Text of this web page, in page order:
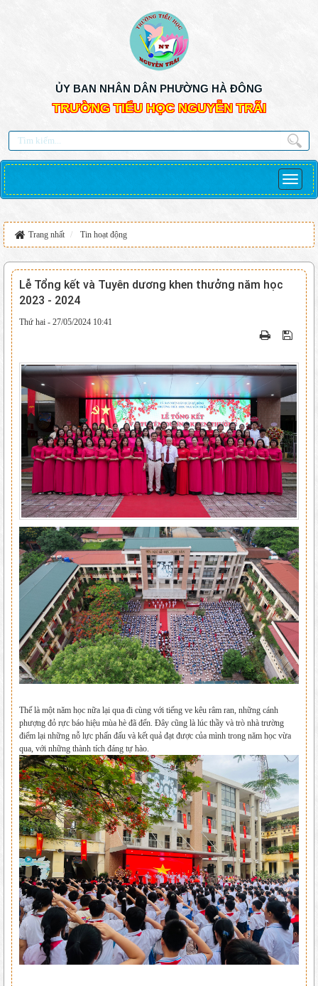
ỦY BAN NHÂN DÂN PHƯỜNG HÀ ĐÔNG
TRƯỜNG TIỂU HỌC NGUYỄN TRÃI
Trang nhất Tin hoạt động
Lễ Tổng kết và Tuyên dương khen thưởng năm học
2023 - 2024
Thứ hai - 27/05/2024 10:41
Thế là một năm học nữa lại qua đi cùng với tiếng ve kêu râm ran, những cánh
phượng đỏ rực báo hiệu mùa hè đã đến. Đây cũng là lúc thầy và trò nhà trường
điểm lại những nỗ lực phấn đấu và kết quả đạt được của mình trong năm học vừa
qua, với những thành tích đáng tự hào.